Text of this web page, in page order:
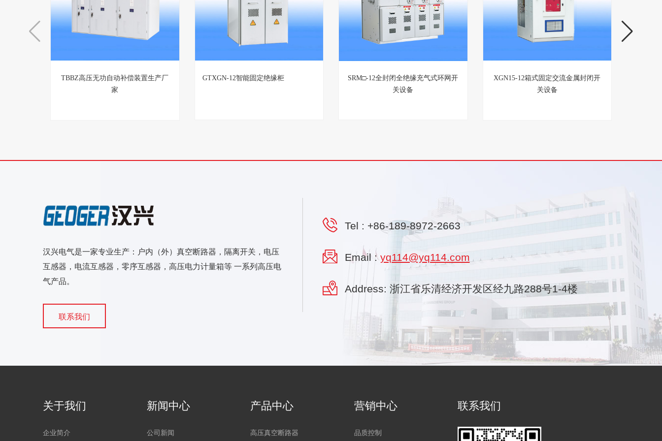
TBBZ高压无功自动补偿装置生产厂
家
GTXGN-12智能固定绝缘柜
SRM□-12全封闭全绝缘充气式环网开
关设备
XGN15-12箱式固定交流金属封闭开
关设备
汉兴电气是一家专业生产：户内（外）真空断路器，隔离开关，电压
互感器，电流互感器，零序互感器，高压电力计量箱等 一系列高压电
气产品。
联系我们
Tel : +86-189-8972-2663
Email :yq114@yq114.com
Address: 浙江省乐清经济开发区经九路288号1-4楼
关于我们
企业简介
新闻中心
公司新闻
产品中心
高压真空断路器
营销中心
品质控制
联系我们